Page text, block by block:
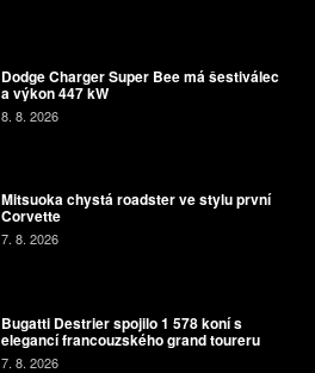
Dodge Charger Super Bee má šestiválec
a výkon 447 kW
8. 8. 2026
Mitsuoka chystá roadster ve stylu první
Corvette
7. 8. 2026
Bugatti Destrier spojilo 1 578 koní s
elegancí francouzského grand toureru
7. 8. 2026